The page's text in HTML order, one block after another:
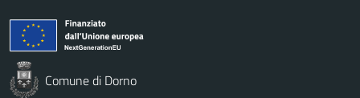
Comune di Dorno